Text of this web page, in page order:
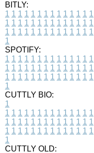
BITLY:
1 1 1 1 1 1 1 1 1 1 1 1 1 1
1 1 1 1 1 1 1 1 1 1 1 1 1 1
1 1 1 1 1 1 1 1 1 1 1 1 1 1
1
SPOTIFY:
1 1 1 1 1 1 1 1 1 1 1 1 1 1
1 1 1 1 1 1 1 1 1 1 1 1 1 1
1 1 1 1 1 1 1 1 1 1 1 1 1 1
1
CUTTLY BIO:
1
1 1 1 1 1 1 1 1 1 1 1 1 1 1
1 1 1 1 1 1 1 1 1 1 1 1 1 1
1 1 1 1 1 1 1 1 1 1 1 1 1 1
1
CUTTLY OLD: